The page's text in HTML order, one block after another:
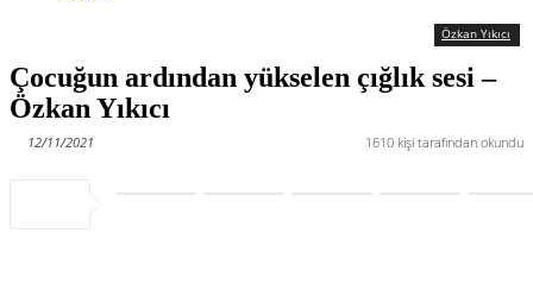
Özkan Yıkıcı
Çocuğun ardından yükselen çığlık sesi –
Özkan Yıkıcı
1610 kişi tarafından okundu
12/11/2021